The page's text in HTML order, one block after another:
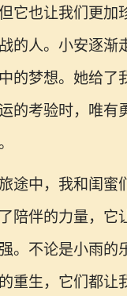
它也让我们更加
的人。小安逐渐
的梦想。她给了
的考验时，唯有
途中，我和闺蜜
陪伴的力量，它
。不论是小雨的
重生，它们都让